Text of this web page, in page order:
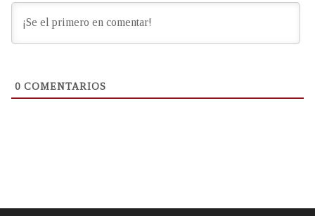
0 COMENTARIOS